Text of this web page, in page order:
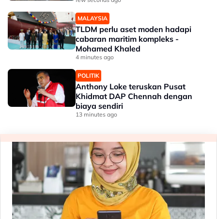
MALAYSIA
TLDM perlu aset moden hadapi
cabaran maritim kompleks -
Mohamed Khaled
4 minutes ago
POLITIK
Anthony Loke teruskan Pusat
Khidmat DAP Chennah dengan
biaya sendiri
13 minutes ago